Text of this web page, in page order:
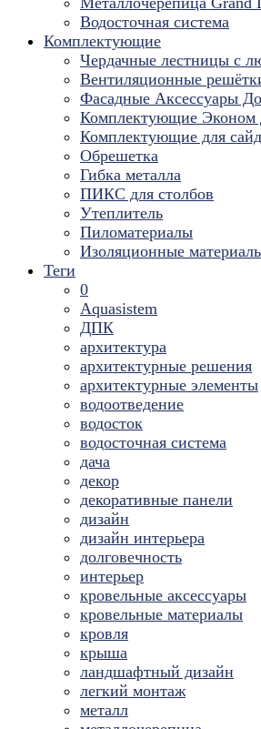
Водосточная система
Комплектующие
Чердачные лестницы с
Вентиляционные
Фасадные Аксессуары
Комплектующие Эконом
Комплектующие для
Обрешетка
Гибка металла
ПИКС для столбов
Утеплитель
Пиломатериалы
Изоляционные
Теги
0
Aquasistem
ДПК
архитектура
архитектурные решения
архитектурные элементы
водоотведение
водосток
водосточная система
дача
декор
декоративные панели
дизайн
дизайн интерьера
долговечность
интерьер
кровельные аксессуары
кровельные материалы
кровля
крыша
ландшафтный дизайн
легкий монтаж
металл